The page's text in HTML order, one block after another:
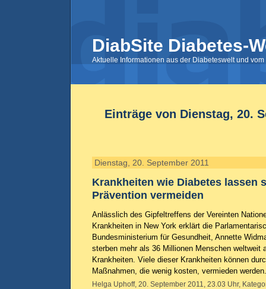
DiabSite Diabetes-
Aktuelle Informationen aus der Diabeteswelt und
Einträge von Dienstag, 20.
Dienstag, 20. September 2011
Krankheiten wie Diabetes lassen
Prävention vermeiden
Anlässlich des Gipfeltreffens der Vereinten
Krankheiten in New York erklärt die
Bundesministerium für Gesundheit, Annette
sterben mehr als 36 Millionen Menschen weltweit
Krankheiten. Viele dieser Krankheiten können
Maßnahmen, die wenig kosten, vermieden
Helga Uphoff, 20. September 2011, 23.03 Uhr,